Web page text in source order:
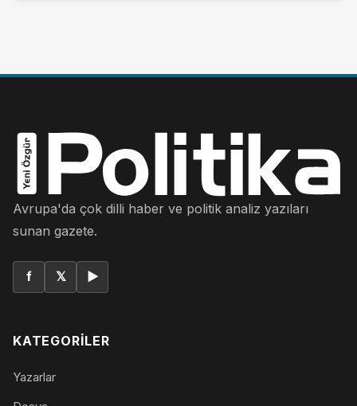
Avrupa'da çok dilli haber ve politik analiz yazıları
sunan gazete.
f 𝕏 ▶
KATEGORILER
Yazarlar